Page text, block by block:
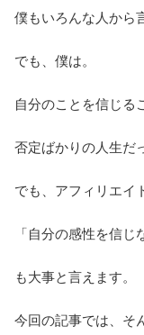
僕もいろんな人から
でも、僕は。
自分のことを信じる
否定ばかりの人生だ
でも、アフィリエイ
「自分の感性を信じ
も大事と言えます。
今回の記事では、そ